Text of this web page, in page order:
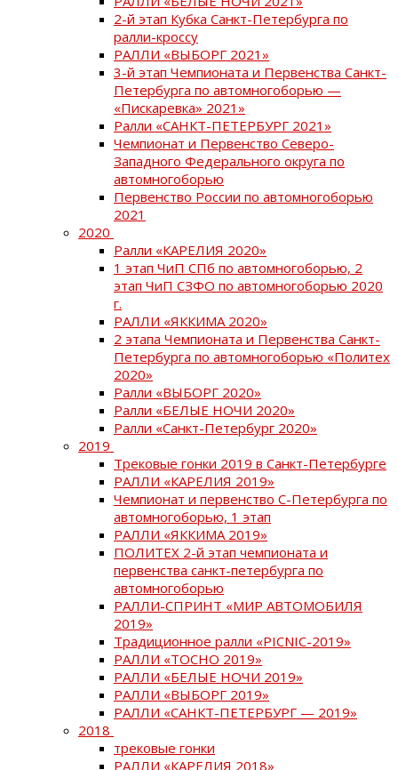
2-й этап Кубка Санкт-Петербурга по
ралли-кроссу
РАЛЛИ «ВЫБОРГ 2021»
3-й этап Чемпионата и Первенства Санкт-
Петербурга по автомногоборью —
«Пискаревка» 2021»
Ралли «САНКТ-ПЕТЕРБУРГ 2021»
Чемпионат и Первенство Северо-
Западного Федерального округа по
автомногоборью
Первенство России по автомногоборью
2021
2020
Ралли «КАРЕЛИЯ 2020»
1 этап ЧиП СПб по автомногоборью, 2
этап ЧиП СЗФО по автомногоборью 2020
г.
РАЛЛИ «ЯККИМА 2020»
2 этапа Чемпионата и Первенства Санкт-
Петербурга по автомногоборью «Политех
2020»
Ралли «ВЫБОРГ 2020»
Ралли «БЕЛЫЕ НОЧИ 2020»
Ралли «Санкт-Петербург 2020»
2019
Трековые гонки 2019 в Санкт-Петербурге
РАЛЛИ «КАРЕЛИЯ 2019»
Чемпионат и первенство С-Петербурга по
автомногоборью, 1 этап
РАЛЛИ «ЯККИМА 2019»
ПОЛИТЕХ 2-й этап чемпионата и
первенства санкт-петербурга по
автомногоборью
РАЛЛИ-СПРИНТ «МИР АВТОМОБИЛЯ
2019»
Традиционное ралли «PICNIC-2019»
РАЛЛИ «ТОСНО 2019»
РАЛЛИ «БЕЛЫЕ НОЧИ 2019»
РАЛЛИ «ВЫБОРГ 2019»
РАЛЛИ «САНКТ-ПЕТЕРБУРГ — 2019»
2018
трековые гонки
РАЛЛИ «КАРЕЛИЯ 2018»